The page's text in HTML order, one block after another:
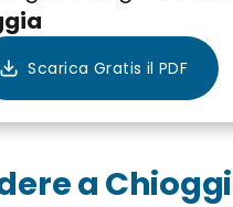
a